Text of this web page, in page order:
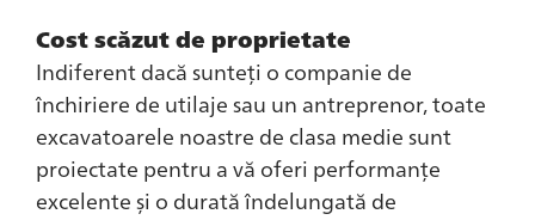
Cost scăzut de proprietate
Indiferent dacă sunteți o companie de
închiriere de utilaje sau un antreprenor, toate
excavatoarele noastre de clasa medie sunt
proiectate pentru a vă oferi performanțe
excelente și o durată îndelungată de